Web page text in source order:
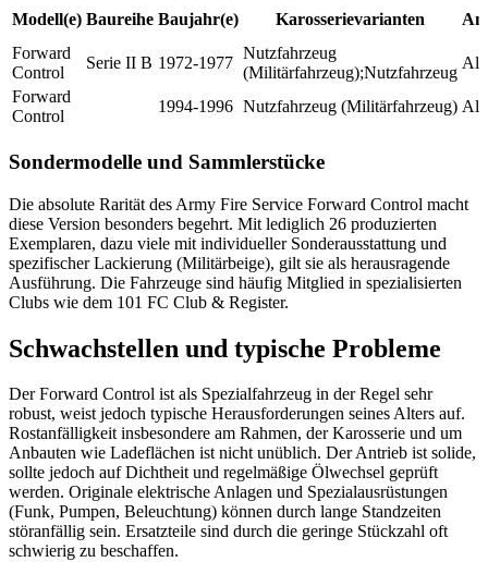
Modell(e) Baureihe Baujahr(e) Karosserievarianten
Forward
Control
Serie II B 1972-1977
Nutzfahrzeug
(Militärfahrzeug);Nutzfahrzeug
Forward
Control
1994-1996 Nutzfahrzeug (Militärfahrzeug)
Sondermodelle und Sammlerstücke
Die absolute Rarität des Army Fire Service Forward Control macht
diese Version besonders begehrt. Mit lediglich 26 produzierten
Exemplaren, dazu viele mit individueller Sonderausstattung und
spezifischer Lackierung (Militärbeige), gilt sie als herausragende
Ausführung. Die Fahrzeuge sind häufig Mitglied in spezialisierten
Clubs wie dem 101 FC Club & Register.
Schwachstellen und typische Probleme
Der Forward Control ist als Spezialfahrzeug in der Regel sehr
robust, weist jedoch typische Herausforderungen seines Alters auf.
Rostanfälligkeit insbesondere am Rahmen, der Karosserie und um
Anbauten wie Ladeflächen ist nicht unüblich. Der Antrieb ist solide,
sollte jedoch auf Dichtheit und regelmäßige Ölwechsel geprüft
werden. Originale elektrische Anlagen und Spezialausrüstungen
(Funk, Pumpen, Beleuchtung) können durch lange Standzeiten
störanfällig sein. Ersatzteile sind durch die geringe Stückzahl oft
schwierig zu beschaffen.